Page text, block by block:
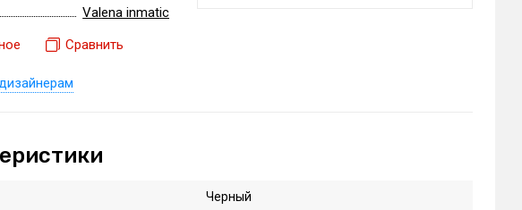
Valena inmatic
Сравнить
Черный